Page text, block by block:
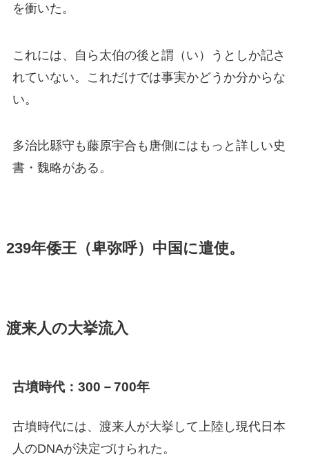
を衝いた。
これには、自ら太伯の後と謂（い）うとしか記さ
れていない。これだけでは事実かどうか分からな
い。
多治比縣守も藤原宇合も唐側にはもっと詳しい史
書・魏略がある。
239年倭王（卑弥呼）中国に遣使。
渡来人の大挙流入
古墳時代：300－700年
古墳時代には、渡来人が大挙して上陸し現代日本
人のDNAが決定づけられた。